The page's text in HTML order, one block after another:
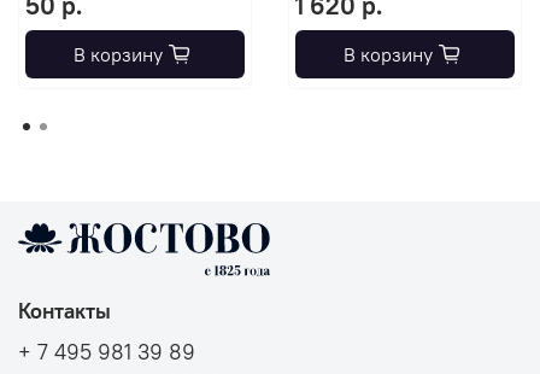
В корзину В корзину
Контакты
+ 7 495 981 39 89